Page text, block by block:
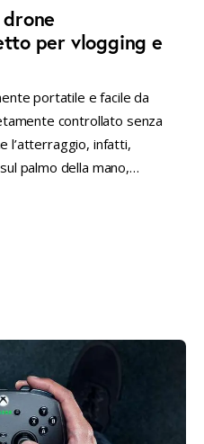
per vlogging e
portatile e facile da
controllato senza
l’atterraggio, infatti,
palmo della mano,…